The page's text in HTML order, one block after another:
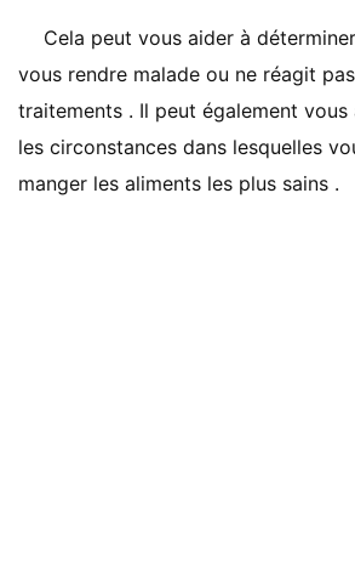
Cela peut vous aider à
vous rendre malade ou ne réagit
traitements . Il peut également
les circonstances dans lesquelles
manger les aliments les plus sains .